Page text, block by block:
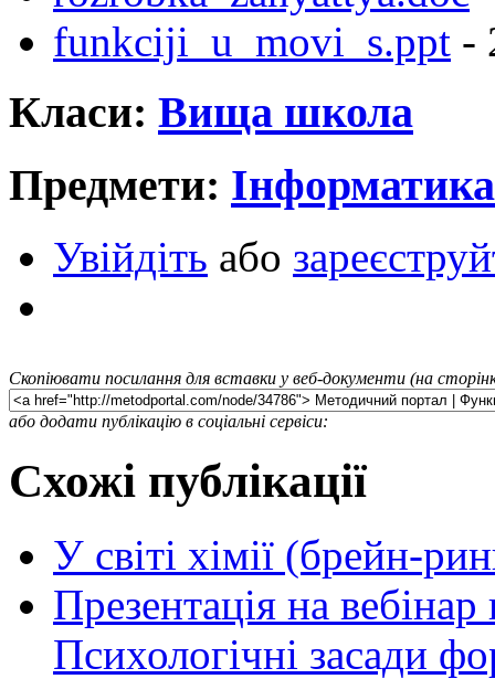
funkciji_u_movi_s.ppt -
Класи: Вища школа
Предмети: Інформатика
Увійдіть або
Скопіювати посилання для вставки у веб-документи (на
або додати публікацію в соціальні сервіси:
Схожі публікації
У світі хімії (брейн-
Презентація на вебінар
Психологічні засади